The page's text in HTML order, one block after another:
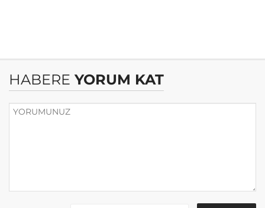
HABERE YORUM KAT